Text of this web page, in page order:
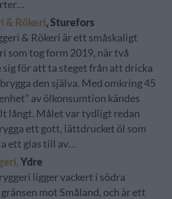
& Rökeri, Sturefors
& Rökeri är ett småskaligt
som tog form 2019, när två
sig för att ta steget från att dricka
den själva. Med omkring 45
av ölkonsumtion kändes
långt. Målet var tydligt redan
ett gott, lättdrucket öl som
ett glas till av…
Ydre
ligger vackert i södra
mot Småland, och är ett